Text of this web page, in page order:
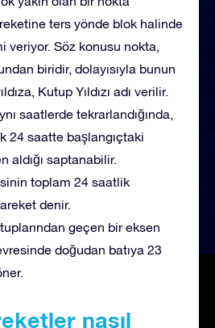
ters yönde blok halinde
veriyor. Söz konusu nokta,
biridir, dolayısıyla bunun
Kutup Yıldızı adı verilir.
saatlerde tekrarlandığında,
24 saatte başlangıçtaki
aldığı saptanabilir.
toplam 24 saatlik
denir.
geçen bir eksen
doğudan batıya 23
nasıl